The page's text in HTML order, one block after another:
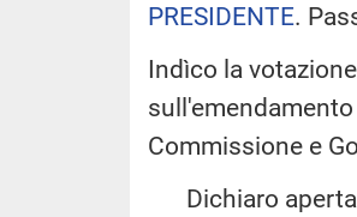
PRESIDENTE.
Indìco la
Commissione e
Dichiaro aperta